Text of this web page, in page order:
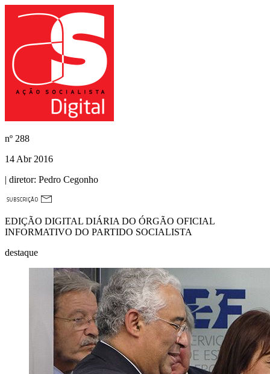
nº 288
14 Abr 2016
| diretor: Pedro Cegonho
EDIÇÃO DIGITAL DIÁRIA DO ÓRGÃO OFICIAL
INFORMATIVO DO PARTIDO SOCIALISTA
destaque